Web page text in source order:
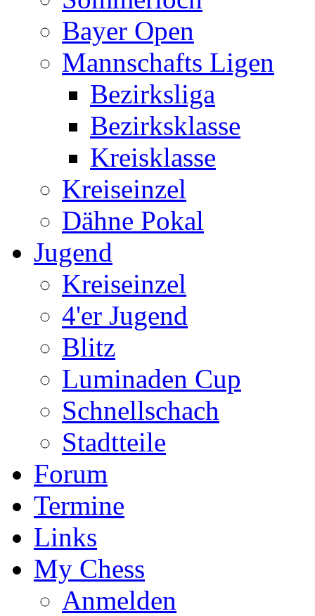
Bayer Open
Mannschafts Ligen
Bezirksliga
Bezirksklasse
Kreisklasse
Kreiseinzel
Dähne Pokal
Jugend
Kreiseinzel
4'er Jugend
Blitz
Luminaden Cup
Schnellschach
Stadtteile
Forum
Termine
Links
My Chess
Anmelden